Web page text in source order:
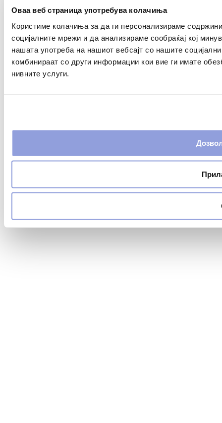
Оваа веб страница употребува колачиња
Користиме колачиња за да ги персонализираме
социјалните мрежи и да анализираме сообраќај кој
нашата употреба на нашиот вебсајт со нашите
комбинираат со други информации кои вие ги имате
нивните услуги.